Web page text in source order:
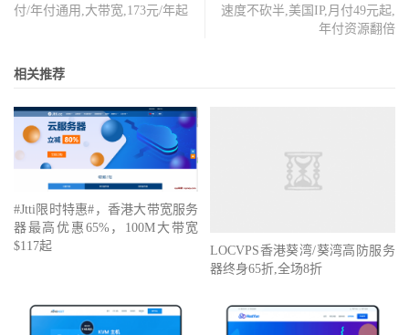
付/年付通用,大带宽,173元/年起
速度不砍半,美国IP,月付49元起,
年付资源翻倍
相关推荐
#Jtti限时特惠#，香港大带宽服务
器最高优惠65%，100M大带宽
$117起
LOCVPS香港葵湾/葵湾高防服务
器终身65折,全场8折